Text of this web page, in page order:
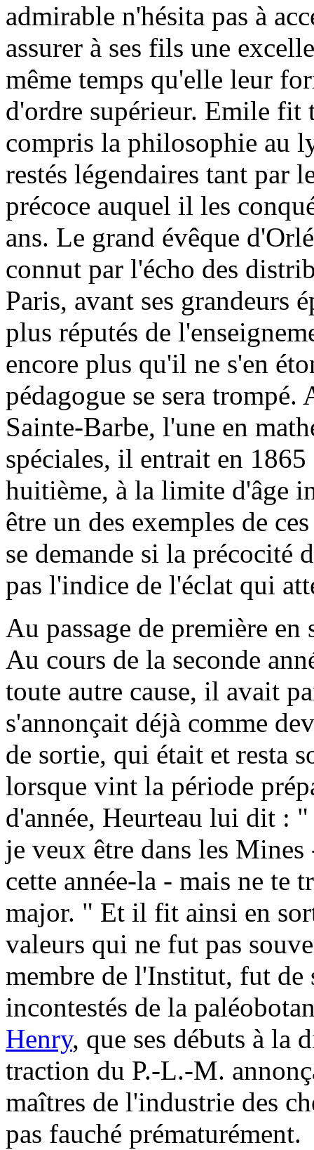
admirable n'hésita pas à
assurer à ses fils une
même temps qu'elle leur
d'ordre supérieur. Emile fit
compris la philosophie au
restés légendaires tant par
précoce auquel il les
ans. Le grand évêque
connut par l'écho des
Paris, avant ses grandeurs
plus réputés de
encore plus qu'il ne s'en
pédagogue se sera trompé.
Sainte-Barbe, l'une en
spéciales, il entrait en
huitième, à la limite d'âge
être un des exemples de
se demande si la précocité
pas l'indice de l'éclat qui
Au passage de première
Au cours de la seconde
toute autre cause, il avait
s'annonçait déjà comme
de sortie, qui était et resta
lorsque vint la période
d'année, Heurteau lui dit :
je veux être dans les
cette année-la - mais ne te
major. " Et il fit ainsi en
valeurs qui ne fut pas
membre de l'Institut, fut de
incontestés de la
Henry, que ses débuts à la
traction du P.-L.-M.
maîtres de l'industrie des
pas fauché prématurément.